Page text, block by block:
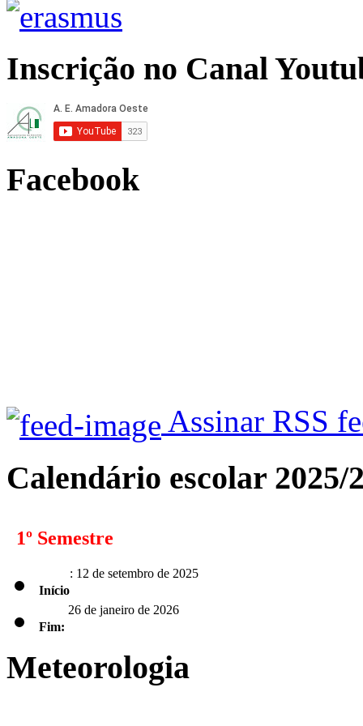
Inscrição no Canal
Facebook
Assinar RSS
Calendário escolar 2025/
1º Semestre
Início: 12 de setembro de 2025
Fim: 26 de janeiro de 2026
2º Semestre
Meteorologia